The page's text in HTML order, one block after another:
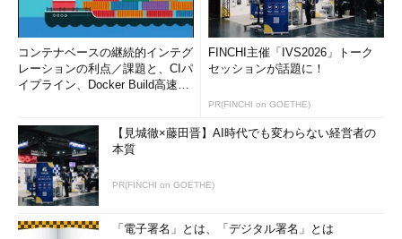
コンテナベースの継続的インテグ
レーションの利点／課題と、CIパ
イプライン、Docker Build高速化
FINCHI主催「IVS2026」トーク
セッションが話題に！
PR(FINCHI on GOETHE)
【見城徹×藤田晋】AI時代でも変わらない経営者の
本質
PR(FINCHI on GOETHE)
「電子署名」とは、「デジタル署名」とは